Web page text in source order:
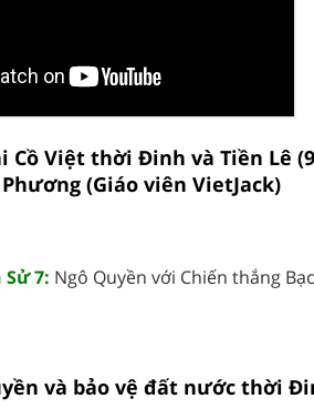
Cồ Việt thời Đinh và Tiền Lê
(Giáo viên VietJack)
7: Ngô Quyền với Chiến thắng
và bảo vệ đất nước thời